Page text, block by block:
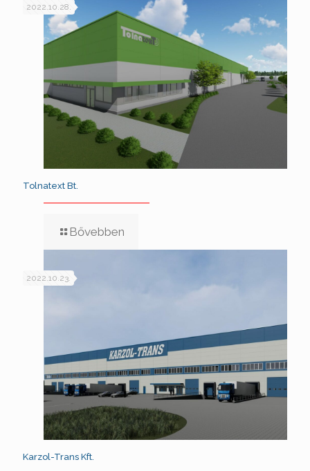
2022.10.28.
Tolnatext Bt.
Bővebben
2022.10.23.
Karzol-Trans Kft.